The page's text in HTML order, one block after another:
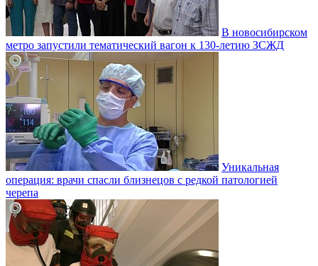
В новосибирском
метро запустили тематический вагон к 130-летию ЗСЖД
Уникальная
операция: врачи спасли близнецов с редкой патологией
черепа